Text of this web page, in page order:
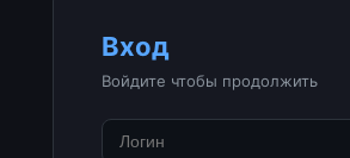
Вход
Войдите чтобы продолжить